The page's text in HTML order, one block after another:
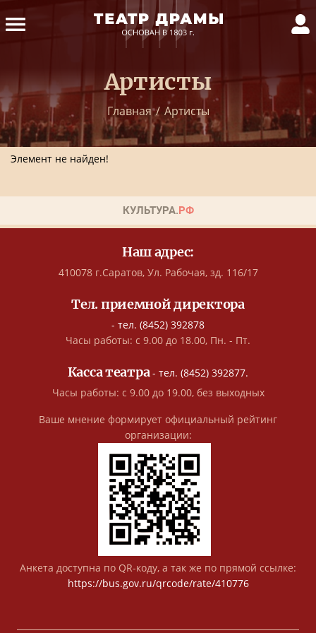
Артисты
Главная / Артисты
Элемент не найден!
Наш адрес:
410078 г.Саратов, Ул. Рабочая, зд. 116/17
Тел. приемной директора
- тел. (8452) 392878
Часы работы: с 9.00 до 18.00, Пн. - Пт.
Касса театра- тел. (8452) 392877.
Часы работы: с 9.00 до 19.00, без выходных
Ваше мнение формирует официальный рейтинг
организации:
Анкета доступна по QR-коду, а так же по прямой ссылке:
https://bus.gov.ru/qrcode/rate/410776